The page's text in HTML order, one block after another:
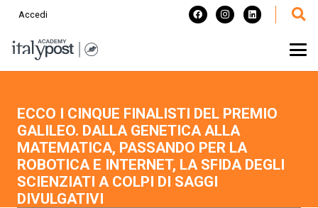
Accedi
ECCO I CINQUE FINALISTI DEL PREMIO
GALILEO. DALLA GENETICA ALLA
MATEMATICA, PASSANDO PER LA
ROBOTICA E INTERNET, LA SFIDA DEGLI
SCIENZIATI A COLPI DI SAGGI
DIVULGATIVI